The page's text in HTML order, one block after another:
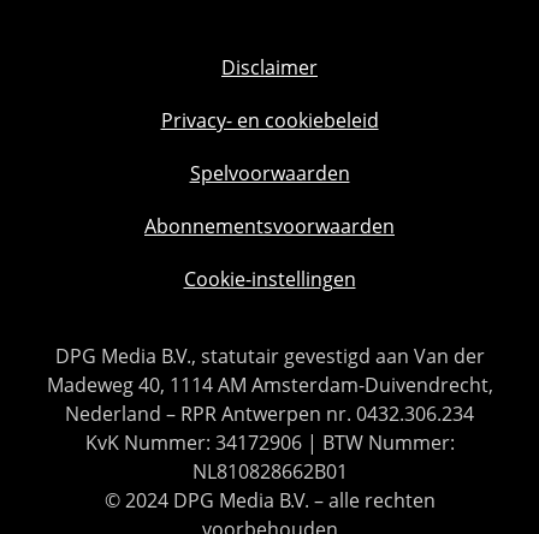
Disclaimer
Privacy- en cookiebeleid
Spelvoorwaarden
Abonnementsvoorwaarden
Cookie-instellingen
DPG Media B.V., statutair gevestigd aan Van der
Madeweg 40, 1114 AM Amsterdam-Duivendrecht,
Nederland – RPR Antwerpen nr. 0432.306.234
KvK Nummer: 34172906 | BTW Nummer:
NL810828662B01
© 2024 DPG Media B.V. – alle rechten
voorbehouden